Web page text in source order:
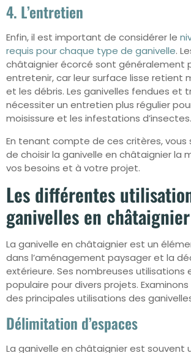
4. L’entretien
Enfin, il est important de considérer le
requis pour chaque type de ganivelle.
châtaignier écorcé sont généralement
entretenir, car leur surface lisse retient
et les débris. Les ganivelles fendues et
nécessiter un entretien plus régulier
moisissure et les infestations d’insectes.
En tenant compte de ces critères, vous
de choisir la ganivelle en châtaignier la
vos besoins et à votre projet.
Les différentes
ganivelles en châtaignier
La ganivelle en châtaignier est un
dans l’aménagement paysager et la
extérieure. Ses nombreuses utilisations
populaire pour divers projets.
des principales utilisations des
Délimitation d’espaces
La ganivelle en châtaignier est souvent